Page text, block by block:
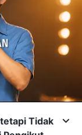
Tidak